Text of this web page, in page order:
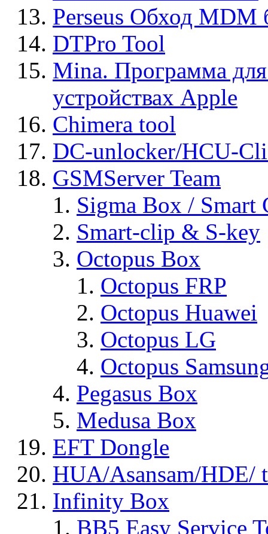
Perseus Обход MDM
DTPro Tool
Mina. Программа
устройствах Apple
Chimera tool
DC-unlocker/HCU-
GSMServer Team
Sigma Box / Smart
Smart-clip & S-key
Octopus Box
Octopus FRP
Octopus Huawei
Octopus LG
Octopus
Pegasus Box
Medusa Box
EFT Dongle
HUA/Asansam/HDE/
Infinity Box
BB5 Easy Service